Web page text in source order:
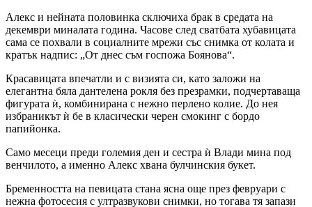
Алекс и нейната половинка сключиха брак в средата на
декември миналата година. Часове след сватбата хубавицата
сама се похвали в социалните мрежи със снимка от колата и
кратък надпис: „От днес съм госпожа Боянова“.
Красавицата впечатли и с визията си, като заложи на
елегантна бяла дантелена рокля без презрамки, подчертаваща
фигурата ѝ, комбинирана с нежно перлено колие. До нея
избраникът ѝ бе в класически черен смокинг с бордо
папийонка.
Само месеци преди големия ден и сестра ѝ Влади мина под
венчилото, а именно Алекс хвана булчинския букет.
Бременността на певицата стана ясна още през февруари с
нежна фотосесия с ултразвукови снимки, но тогава тя запази